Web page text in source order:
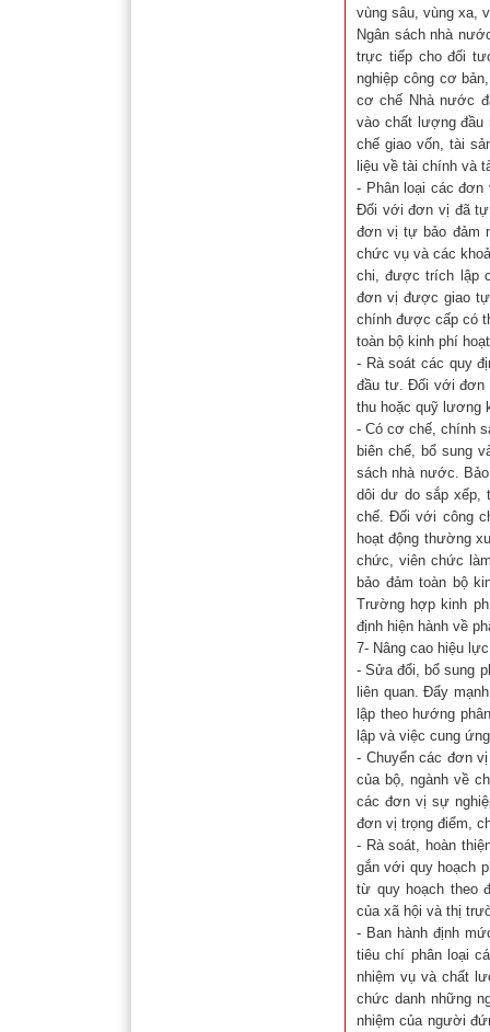
vùng sâu, vùng xa,
Ngân sách nhà
trực tiếp cho đối
nghiệp công cơ
cơ chế Nhà nước
vào chất lượng đầu
chế giao vốn, tài
liệu về tài chính và
- Phân loại các đơn
Đối với đơn vị đã
đơn vị tự bảo đảm
chức vụ và các
chi, được trích lập
đơn vị được giao
chính được cấp có
toàn bộ kinh phí
- Rà soát các quy
đầu tư. Đối với đơn
thu hoặc quỹ lương
- Có cơ chế, chính
biên chế, bổ sung
sách nhà nước.
dôi dư do sắp xếp,
chế. Đối với công
hoạt động thường
chức, viên chức
bảo đảm toàn bộ
Trường hợp kinh
định hiện hành về
7- Nâng cao hiệu
- Sửa đổi, bổ sung
liên quan. Đẩy
lập theo hướng
lập và việc cung
- Chuyển các đơn
của bộ, ngành về
các đơn vị sự
đơn vị trọng điểm,
- Rà soát, hoàn
gắn với quy hoạch
từ quy hoạch theo
của xã hội và thị
- Ban hành định
tiêu chí phân loại
nhiệm vụ và chất
chức danh những
nhiệm của người